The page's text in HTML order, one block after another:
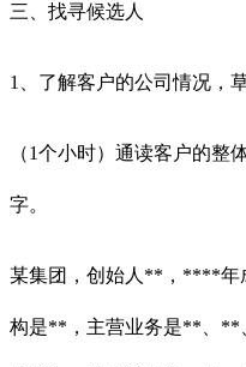
三、找寻候选人
1、了解客户的公司情况，
（1个小时）通读客户的整
字。
某集团，创始人**，****年
构是**，主营业务是**、**